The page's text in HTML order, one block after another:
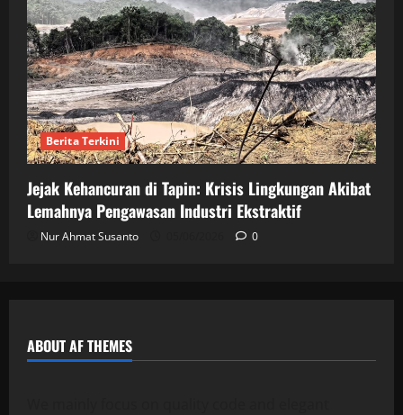
Berita Terkini
Jejak Kehancuran di Tapin: Krisis Lingkungan Akibat
Lemahnya Pengawasan Industri Ekstraktif
Nur Ahmat Susanto 0
ABOUT AF THEMES